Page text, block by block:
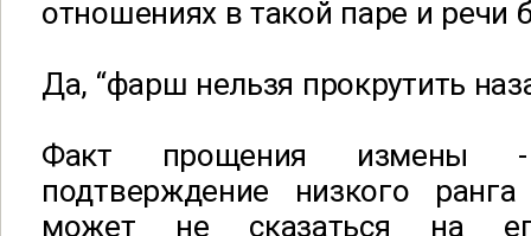
отношениях в такой паре и речи
Да, “фарш нельзя прокрутить
Факт прощения измены -
подтверждение низкого
может не сказаться на